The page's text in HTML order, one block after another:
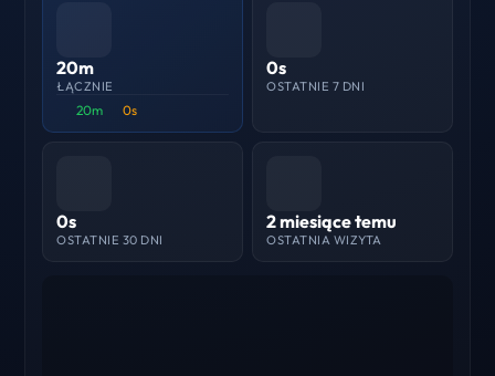
20m
ŁĄCZNIE
20m 0s
0s
OSTATNIE 7 DNI
0s
OSTATNIE 30 DNI
2 miesiące temu
OSTATNIA WIZYTA